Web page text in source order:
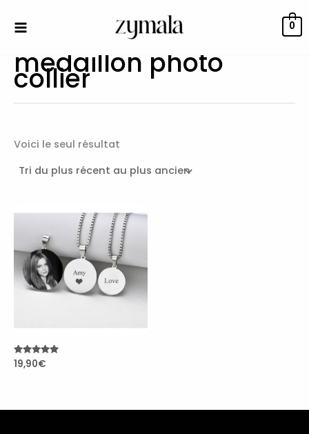
0
medaillon photo
collier
Voici le seul résultat
Note
4.90
19,90€